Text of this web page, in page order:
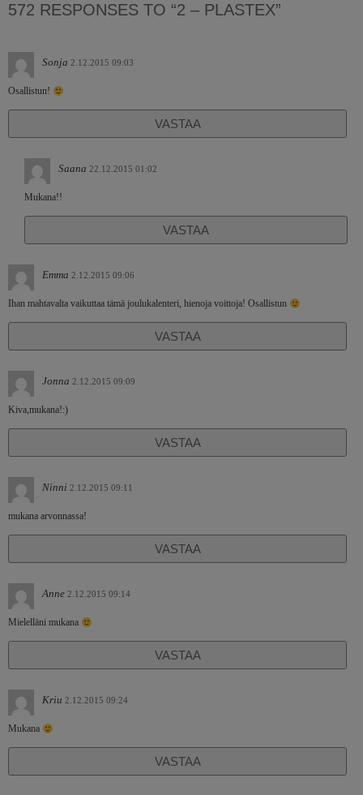
572 RESPONSES TO “2 – PLASTEX”
Sonja 2.12.2015 09:03
Osallistun!
VASTAA
Saana 22.12.2015 01:02
Mukana!!
VASTAA
Emma 2.12.2015 09:06
Ihan mahtavalta vaikuttaa tämä joulukalenteri, hienoja voittoja! Osallistun
VASTAA
Jonna 2.12.2015 09:09
Kiva,mukana!:)
VASTAA
Ninni 2.12.2015 09:11
mukana arvonnassa!
VASTAA
Anne 2.12.2015 09:14
Mielelläni mukana
VASTAA
Kriu 2.12.2015 09:24
Mukana
VASTAA